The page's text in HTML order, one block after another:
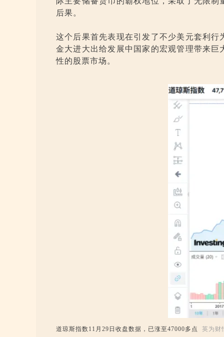
后果。
这个后果首先表现在引发了不少美元套利
金大进大出给发展中国家的宏观管理带来
性的股票市场。
道琼斯指数11月29日收盘数据，已涨至47000多点 英为财